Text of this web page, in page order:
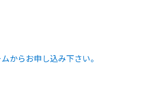
からお申し込み下さい。